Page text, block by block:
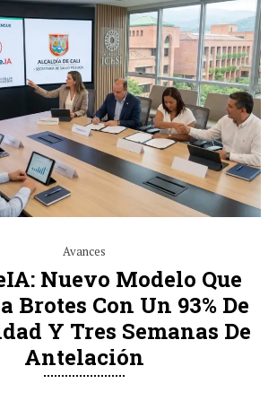
Avances
Nuevo Modelo Que
Brotes Con Un 93% De
Y Tres Semanas De
Antelación